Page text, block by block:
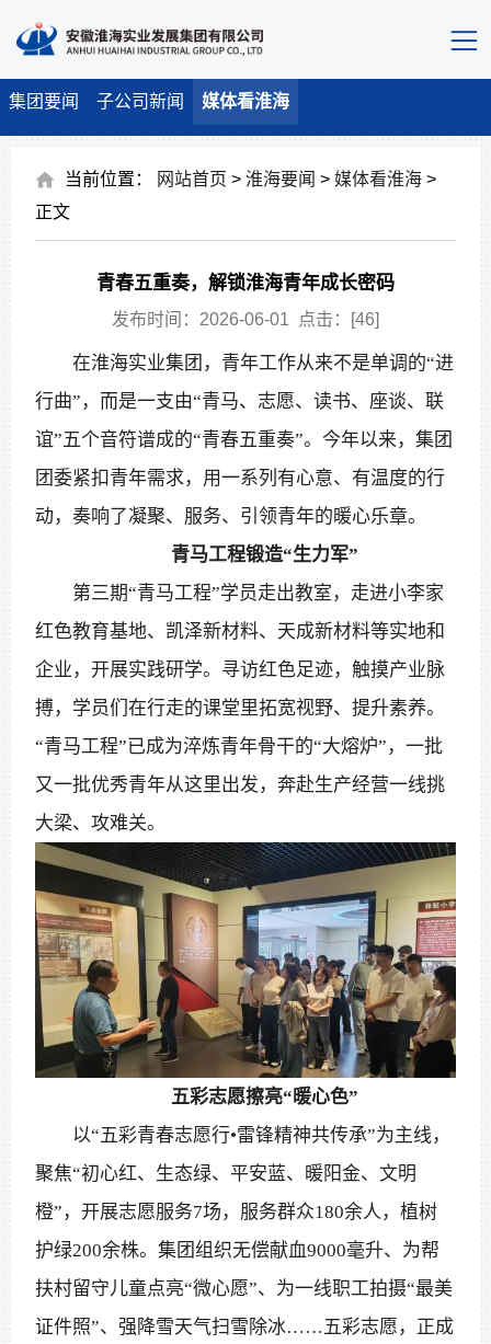
集团要闻 子公司新闻 媒体看淮海
当前位置： 网站首页 >淮海要闻 >媒体看淮海 >
正文
青春五重奏，解锁淮海青年成长密码
发布时间：2026-06-01 点击：[46]
在淮海实业集团，青年工作从来不是单调的“进
行曲”，而是一支由“青马、志愿、读书、座谈、联
谊”五个音符谱成的“青春五重奏”。今年以来，集团
团委紧扣青年需求，用一系列有心意、有温度的行
动，奏响了凝聚、服务、引领青年的暖心乐章。
青马工程锻造“生力军”
第三期“青马工程”学员走出教室，走进小李家
红色教育基地、凯泽新材料、天成新材料等实地和
企业，开展实践研学。寻访红色足迹，触摸产业脉
搏，学员们在行走的课堂里拓宽视野、提升素养。
“青马工程”已成为淬炼青年骨干的“大熔炉”，一批
又一批优秀青年从这里出发，奔赴生产经营一线挑
大梁、攻难关。
五彩志愿擦亮“暖心色”
以“五彩青春志愿行•雷锋精神共传承”为主线，
聚焦“初心红、生态绿、平安蓝、暖阳金、文明
橙”，开展志愿服务7场，服务群众180余人，植树
护绿200余株。集团组织无偿献血9000毫升、为帮
扶村留守儿童点亮“微心愿”、为一线职工拍摄“最美
证件照”、强降雪天气扫雪除冰……五彩志愿，正成